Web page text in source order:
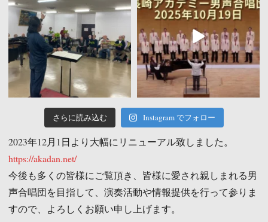
さらに読み込む Instagram でフォロー
2023年12月1日より大幅にリニューアル致しました。
https://akadan.net/
今後も多くの皆様にご覧頂き、皆様に愛され親しまれる男
声合唱団を目指して、演奏活動や情報提供を行って参りま
すので、よろしくお願い申し上げます。